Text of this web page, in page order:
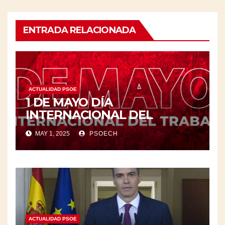
ENTRADA RELACIONADA
ACTUALIDAD PSOE
1 DE MAYO DÍA
INTERNACIONAL DEL
TRABAJO/❤️
MAY 1, 2025 PSOECH
ACTUALIDAD PSOE